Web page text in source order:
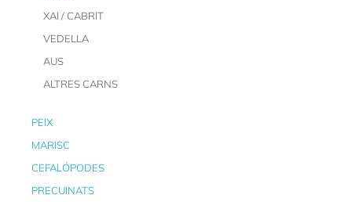
XAI / CABRIT
VEDELLA
AUS
ALTRES CARNS
PEIX
MARISC
CEFALÓPODES
PRECUINATS